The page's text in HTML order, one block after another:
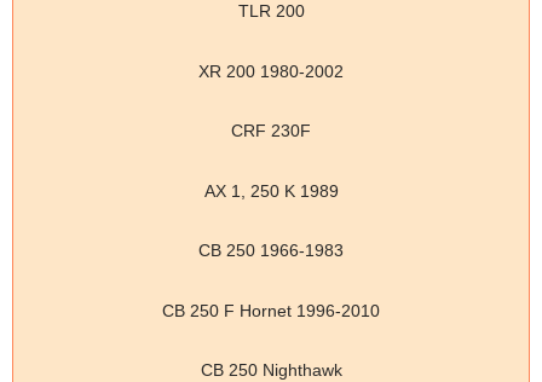
TLR 200
XR 200 1980-2002
CRF 230F
AX 1, 250 K 1989
CB 250 1966-1983
CB 250 F Hornet 1996-2010
CB 250 Nighthawk